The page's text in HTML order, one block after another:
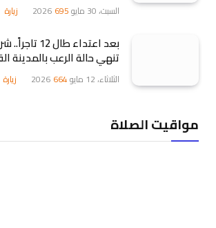
السبت، 30 مايو 2026 695 زيارة
بعد اعتداء
تنهي حالة الرعب بالمدينة
الثلاثاء، 12 مايو 2026 664 زيارة
مواقيت الصلاة